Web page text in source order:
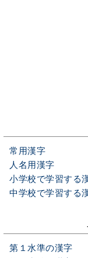
常用漢字
人名用漢字
小学校で学習する
中学校で学習する
第１水準の漢字